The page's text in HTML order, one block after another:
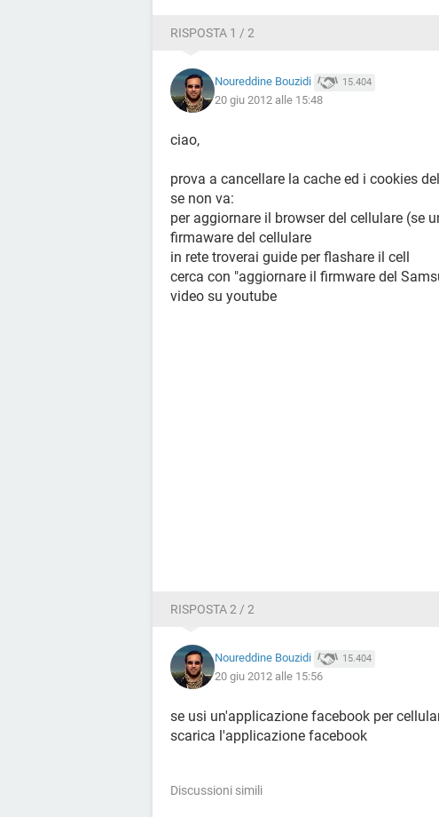
RISPOSTA 1 / 2
Noureddine Bouzidi 15.404
20 giu 2012 alle 15:48
ciao,
prova a cancellare la cache ed i cookies
se non va:
per aggiornare il browser del cellulare (se
firmaware del cellulare
in rete troverai guide per flashare il cell
cerca con "aggiornare il firmware del
video su youtube
RISPOSTA 2 / 2
Noureddine Bouzidi 15.404
20 giu 2012 alle 15:56
se usi un'applicazione facebook per
scarica l'applicazione facebook
Discussioni simili